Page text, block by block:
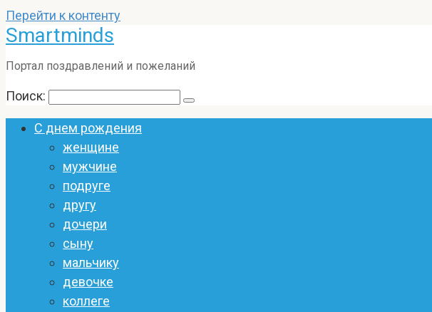
Перейти к контенту
Smartminds
Портал поздравлений и пожеланий
Поиск:
С днем рождения
женщине
мужчине
подруге
другу
дочери
сыну
мальчику
девочке
коллеге